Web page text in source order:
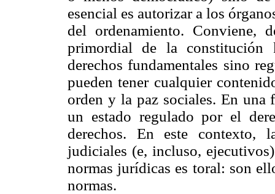
esencial es autorizar a los
del ordenamiento. Conviene,
primordial de la constitución
derechos fundamentales sino
pueden tener cualquier
orden y la paz sociales. En una
un estado regulado por el
derechos. En este contexto,
judiciales (e, incluso,
normas jurídicas es toral: son
normas.